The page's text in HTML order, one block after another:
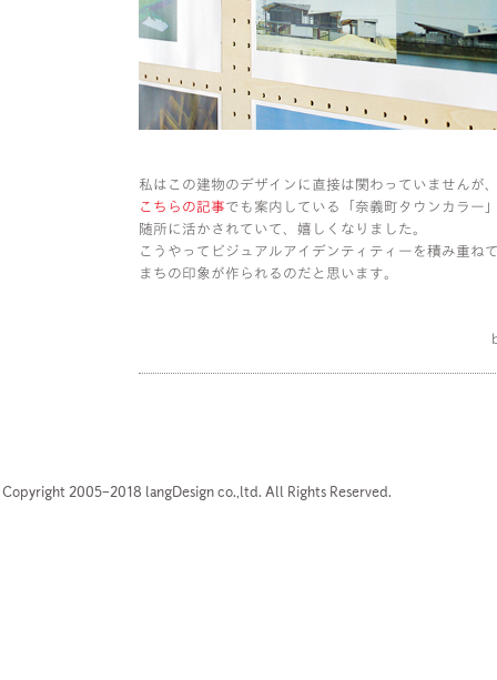
私はこの建物のデザインに直接は関わっていませんが
こちらの記事でも案内している「奈義町タウンカラー
随所に活かされていて、嬉しくなりました。
こうやってビジュアルアイデンティティーを積み重ね
まちの印象が作られるのだと思います。
Copyright 2005–2018 langDesign co.,ltd. All Rights Reserved.